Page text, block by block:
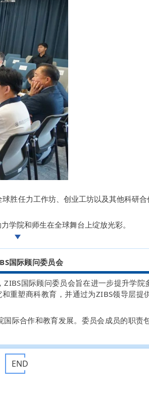
胜任力工作坊、创业工坊以及其他科研
学院和师生在全球舞台上绽放光彩。
国际顾问委员会
国际顾问委员会旨在进一步提升学
重塑商科教育，并通过为ZIBS领导层提
际合作和教育发展。委员会成员的职责
END